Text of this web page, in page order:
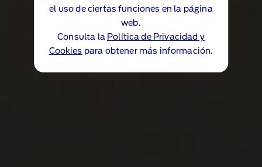
el uso de ciertas funciones en la página
web.
Consulta la Política de Privacidad y
Cookies para obtener más información.